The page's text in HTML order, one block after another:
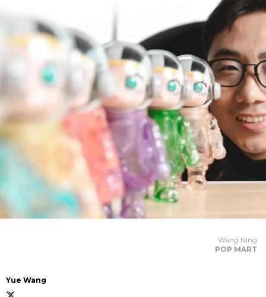
Wang Ning
POP MART
Yue Wang